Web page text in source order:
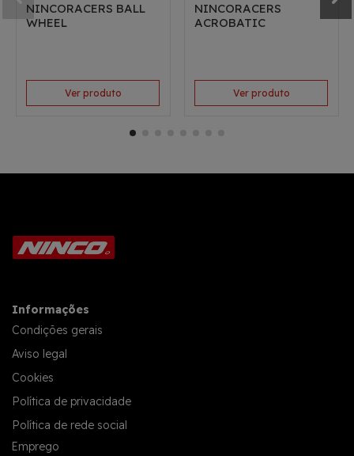
NINCORACERS BALL
WHEEL
Ver produto
NINCORACERS
ACROBATIC
Ver produto
Informações
Condições gerais
Aviso legal
Cookies
Política de privacidade
Política de rede social
Emprego